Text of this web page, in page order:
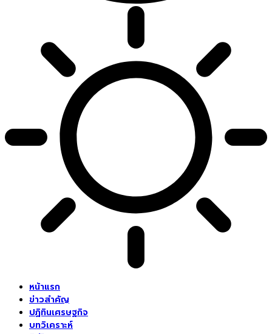
หน้าแรก
ข่าวสำคัญ
ปฏิทินเศรษฐกิจ
บทวิเคราะห์